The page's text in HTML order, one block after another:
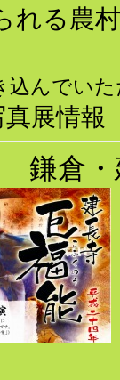
れる農
込んでい
真展情
鎌倉・